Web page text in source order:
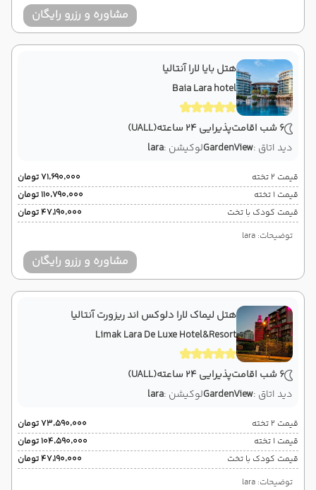
مشاوره و رزرو رایگان
هتل بایا لارا آنتالیا
Baia Lara hotel
6 شب اقامت پذیرایی 24 ساعته
(UALL)
دید اتاق :GardenViewلوکیشن :lara
قیمت 2 تخته
۷۱٬۶۹۰٬۰۰۰ تومان
قیمت 1 تخته
۱۱۰٬۷۹۰٬۰۰۰ تومان
قیمت کودک با تخت
۴۷٬۱۹۰٬۰۰۰ تومان
توضیحات: lara
مشاوره و رزرو رایگان
هتل لیماک لارا دلوکس اند ریزورت آنتالیا
Limak Lara De Luxe Hotel&Resort
6 شب اقامت پذیرایی 24 ساعته
(UALL)
دید اتاق :GardenViewلوکیشن :lara
قیمت 2 تخته
۷۳٬۵۹۰٬۰۰۰ تومان
قیمت 1 تخته
۱۰۴٬۵۹۰٬۰۰۰ تومان
قیمت کودک با تخت
۴۷٬۱۹۰٬۰۰۰ تومان
توضیحات: lara